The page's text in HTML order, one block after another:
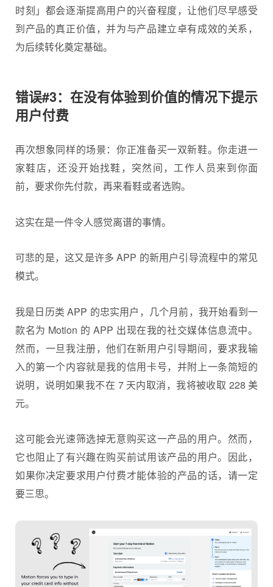
时刻」都会逐渐提高用户的兴奋程度，让他们尽早感受
到产品的真正价值，并为与产品建立卓有成效的关系，
为后续转化奠定基础。
错误#3：在没有体验到价值的情况下提示
用户付费
再次想象同样的场景：你正准备买一双新鞋。你走进一
家鞋店，还没开始找鞋，突然间，工作人员来到你面
前，要求你先付款，再来看鞋或者选购。
这实在是一件令人感觉离谱的事情。
可悲的是，这又是许多 APP 的新用户引导流程中的常见
模式。
我是日历类 APP 的忠实用户，几个月前，我开始看到一
款名为 Motion 的 APP 出现在我的社交媒体信息流中。
然而，一旦我注册，他们在新用户引导期间，要求我输
入的第一个内容就是我的信用卡号，并附上一条简短的
说明，说明如果我不在 7 天内取消，我将被收取 228 美
元。
这可能会光速筛选掉无意购买这一产品的用户。然而，
它也阻止了有兴趣在购买前试用该产品的用户。因此，
如果你决定要求用户付费才能体验的产品的话，请一定
要三思。